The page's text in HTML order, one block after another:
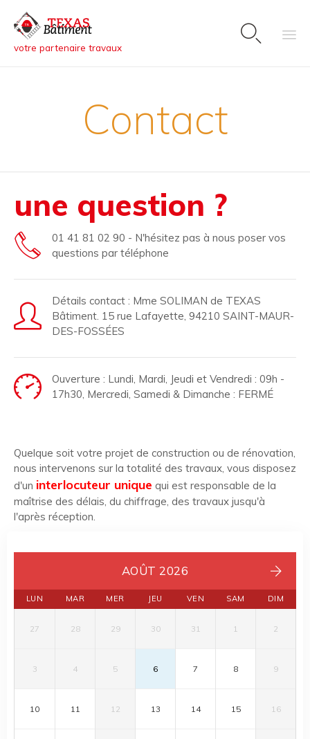
votre partenaire travaux

Contact
une question ?
01 41 81 02 90 - N'hésitez pas à nous poser vos
questions par téléphone
Détails contact : Mme SOLIMAN de TEXAS
Bâtiment. 15 rue Lafayette, 94210 SAINT-MAUR-
DES-FOSSÉES
Ouverture : Lundi, Mardi, Jeudi et Vendredi : 09h -
17h30, Mercredi, Samedi & Dimanche : FERMÉ
Quelque soit votre projet de construction ou de rénovation,
nous intervenons sur la totalité des travaux, vous disposez
d'un interlocuteur unique qui est responsable de la
maîtrise des délais, du chiffrage, des travaux jusqu'à
l'après réception.
AOÛT 2026
LUN MAR MER JEU VEN SAM DIM
27 28 29 30 31 1 2
3 4 5 6 7 8 9
10 11 12 13 14 15 16